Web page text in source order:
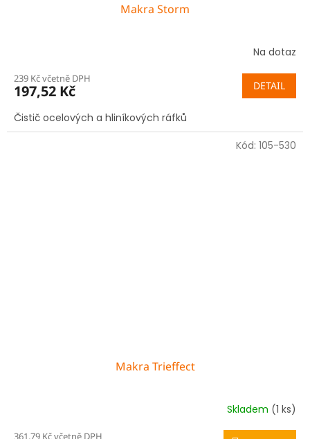
Makra Storm
Na dotaz
239 Kč včetně DPH
197,52 Kč DETAIL
Čistič ocelových a hliníkových ráfků
Makra Trieffect
Skladem (1 ks)
361,79 Kč včetně DPH
Kód: 105-530